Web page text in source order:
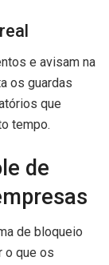
e avisam na
os guardas
que
tempo.
de
de bloqueio
o que os